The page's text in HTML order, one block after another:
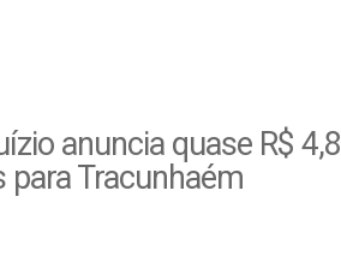
anuncia quase R$ 4,8
Tracunhaém